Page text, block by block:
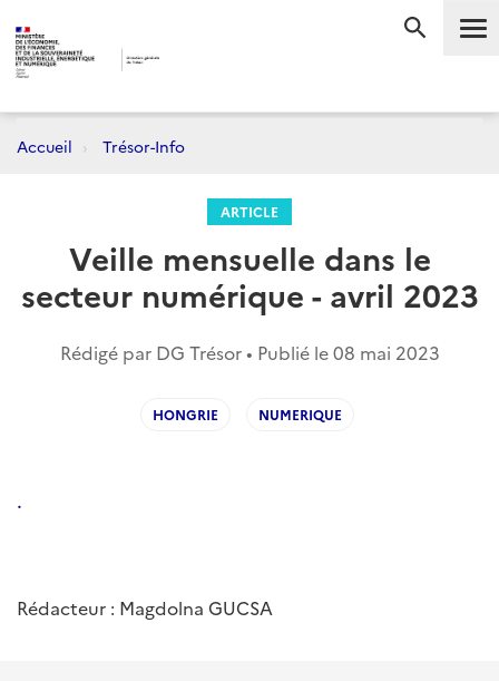
Accueil Trésor-Info
ARTICLE
Veille mensuelle dans le
secteur numérique - avril 2023
Rédigé par DG Trésor • Publié le08 mai 2023
HONGRIE NUMERIQUE
.
Rédacteur : Magdolna GUCSA